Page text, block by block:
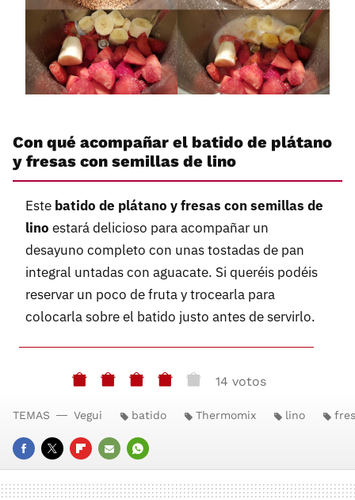
Con qué acompañar el batido de plátano
y fresas con semillas de lino
Este batido de plátano y fresas con semillas de
lino estará delicioso para acompañar un
desayuno completo con unas tostadas de pan
integral untadas con aguacate. Si queréis podéis
reservar un poco de fruta y trocearla para
colocarla sobre el batido justo antes de servirlo.
14 votos
FACEBOOK
TWITTERFLIPBOARD
E-
MAIL
WHATSAPP
TEMAS Vegui batido Thermomix lino